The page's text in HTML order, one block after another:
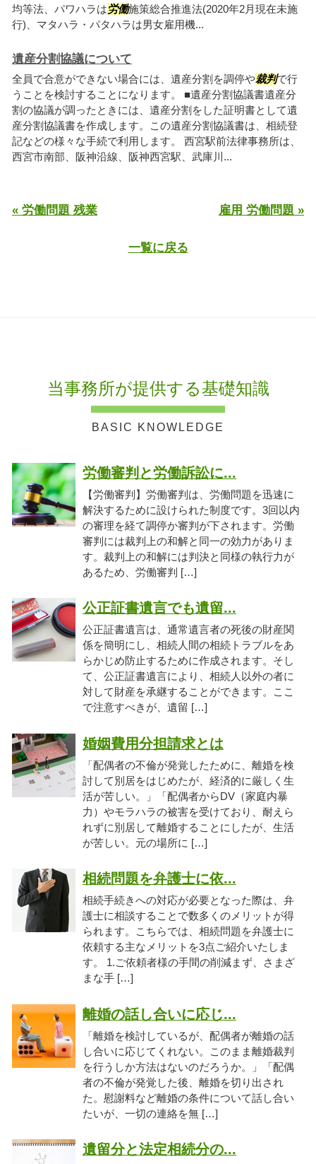
均等法、パワハラは労働施策総合推進法(2020年2月現在未施
行)、マタハラ・パタハラは男女雇用機...
遺産分割協議について
全員で合意ができない場合には、遺産分割を調停や裁判で行
うことを検討することになります。 ■遺産分割協議書遺産分
割の協議が調ったときには、遺産分割をした証明書として遺
産分割協議書を作成します。この遺産分割協議書は、相続登
記などの様々な手続で利用します。 西宮駅前法律事務所は、
西宮市南部、阪神沿線、阪神西宮駅、武庫川...
« 労働問題 残業 雇用 労働問題 »
一覧に戻る
当事務所が提供する基礎知識
労働審判と労働訴訟に...
【労働審判】労働審判は、労働問題を迅速に
解決するために設けられた制度です。3回以内
の審理を経て調停か審判が下されます。労働
審判には裁判上の和解と同一の効力がありま
す。裁判上の和解には判決と同様の執行力が
あるため、労働審判 […]
公正証書遺言でも遺留...
公正証書遺言は、通常遺言者の死後の財産関
係を簡明にし、相続人間の相続トラブルをあ
らかじめ防止するために作成されます。そし
て、公正証書遺言により、相続人以外の者に
対して財産を承継することができます。ここ
で注意すべきが、遺留 […]
婚姻費用分担請求とは
「配偶者の不倫が発覚したために、離婚を検
討して別居をはじめたが、経済的に厳しく生
活が苦しい。」「配偶者からDV（家庭内暴
力）やモラハラの被害を受けており、耐えら
れずに別居して離婚することにしたが、生活
が苦しい。元の場所に […]
相続問題を弁護士に依...
相続手続きへの対応が必要となった際は、弁
護士に相談することで数多くのメリットが得
られます。こちらでは、相続問題を弁護士に
依頼する主なメリットを3点ご紹介いたしま
す。 1.ご依頼者様の手間の削減まず、さまざ
まな手 […]
離婚の話し合いに応じ...
「離婚を検討しているが、配偶者が離婚の話
し合いに応じてくれない。このまま離婚裁判
を行うしか方法はないのだろうか。」「配偶
者の不倫が発覚した後、離婚を切り出され
た。慰謝料など離婚の条件について話し合い
たいが、一切の連絡を無 […]
遺留分と法定相続分の...